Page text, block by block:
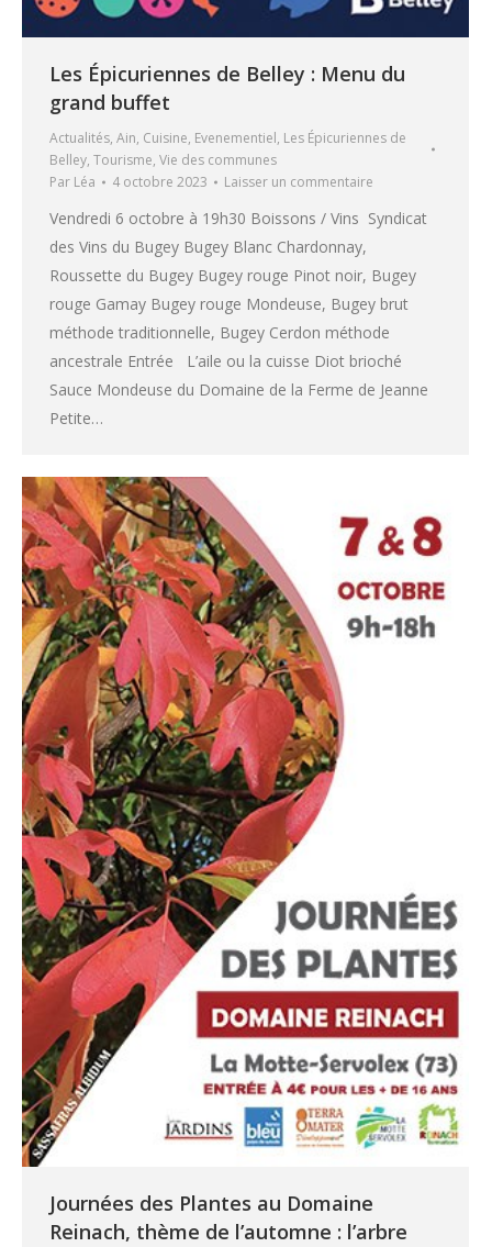
Les Épicuriennes de Belley : Menu du
grand buffet
Actualités, Ain, Cuisine, Evenementiel, Les Épicuriennes de
Belley, Tourisme, Vie des communes
Par Léa 4 octobre 2023 Laisser un commentaire
Vendredi 6 octobre à 19h30 Boissons / Vins Syndicat
des Vins du Bugey Bugey Blanc Chardonnay,
Roussette du Bugey Bugey rouge Pinot noir, Bugey
rouge Gamay Bugey rouge Mondeuse, Bugey brut
méthode traditionnelle, Bugey Cerdon méthode
ancestrale Entrée L’aile ou la cuisse Diot brioché
Sauce Mondeuse du Domaine de la Ferme de Jeanne
Petite…
Journées des Plantes au Domaine
Reinach, thème de l’automne : l’arbre